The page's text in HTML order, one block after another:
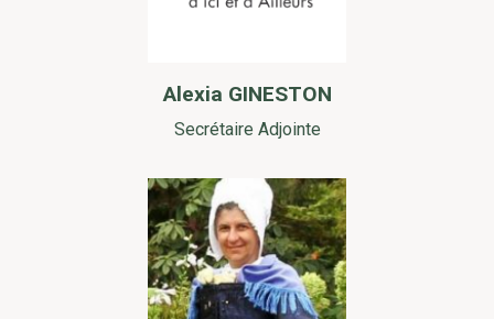
Alexia GINESTON
Secrétaire Adjointe